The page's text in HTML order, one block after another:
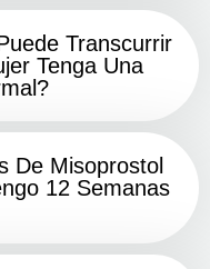
Transcurrir
Tenga Una
De Misoprostol
12 Semanas